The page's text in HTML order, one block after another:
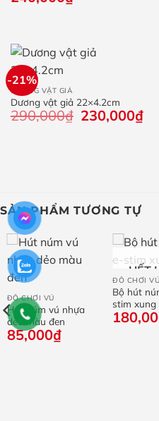
-21%
DƯƠNG VẬT GIẢ
Dương vật giả 22×4.2cm
290,000₫ Giá
gốc
230,000₫Giá
hiện
SẢN PHẨM TƯƠNG TỰ
ĐỒ CHƠI VÚ
Hút núm vú nhựa
dẻo màu đen
85,000₫
HẾT
ĐỒ CHƠI VÚ
Bộ hút
stim xung